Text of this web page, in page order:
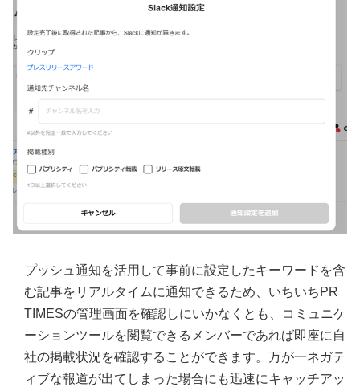
プッシュ通知を活用して事前に設定したキーワードを含
む記事をリアルタイムに通知できるため、いちいちPR
TIMESの管理画面を確認しにいかなくとも、コミュニケ
ーションツールを閲覧できるメンバーであれば即座に自
社の掲載状況を確認することができます。万が一ネガテ
ィブな報道が出てしまった場合にも迅速にキャッチアッ